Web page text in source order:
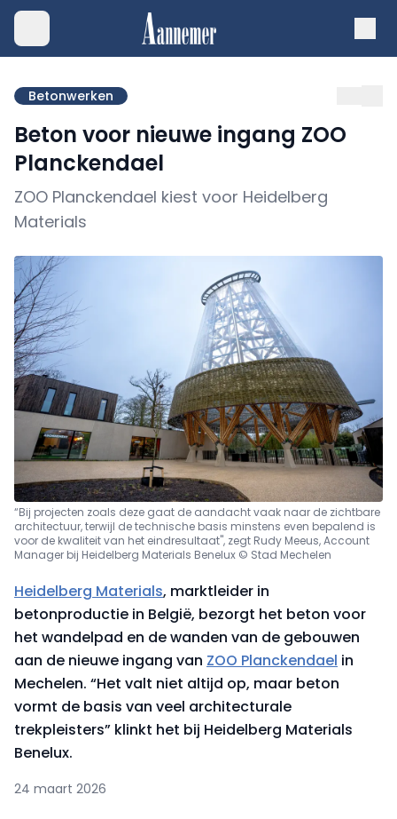
Betonwerken
Beton voor nieuwe ingang ZOO
Planckendael
ZOO Planckendael kiest voor Heidelberg
Materials
“Bij projecten zoals deze gaat de aandacht vaak naar de zichtbare
architectuur, terwijl de technische basis minstens even bepalend is
voor de kwaliteit van het eindresultaat", zegt Rudy Meeus, Account
Manager bij Heidelberg Materials Benelux © Stad Mechelen
Heidelberg Materials, marktleider in
betonproductie in België, bezorgt het beton voor
het wandelpad en de wanden van de gebouwen
aan de nieuwe ingang van ZOO Planckendael in
Mechelen. “Het valt niet altijd op, maar beton
vormt de basis van veel architecturale
trekpleisters” klinkt het bij Heidelberg Materials
Benelux.
24 maart 2026